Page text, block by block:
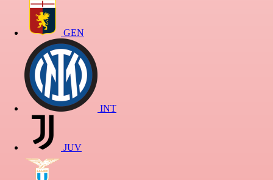
GEN
INT
JUV